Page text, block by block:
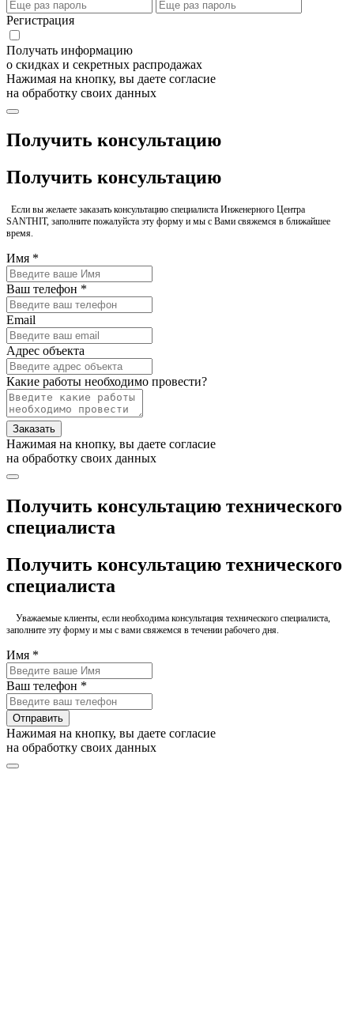
Регистрация
Получать информацию
о скидках и секретных распродажах
Нажимая на кнопку, вы даете согласие
на обработку своих данных
Получить консультацию
Получить консультацию
Если вы желаете заказать консультацию специалиста Инженерного Центра
SANTHIT, заполните пожалуйста эту форму и мы с Вами свяжемся в ближайшее
время.
Имя *
Ваш телефон *
Email
Адрес объекта
Какие работы необходимо провести?
Заказать
Нажимая на кнопку, вы даете согласие
на обработку своих данных
Получить консультацию технического
специалиста
Получить консультацию технического
специалиста
Уважаемые клиенты, если необходима консультация технического специалиста,
заполните эту форму и мы с вами свяжемся в течении рабочего дня.
Имя *
Ваш телефон *
Отправить
Нажимая на кнопку, вы даете согласие
на обработку своих данных